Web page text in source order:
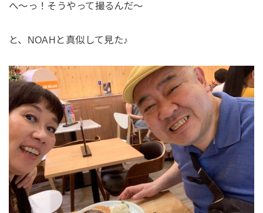
へ～っ！そうやって撮るんだ～
と、NOAHと真似して見た♪